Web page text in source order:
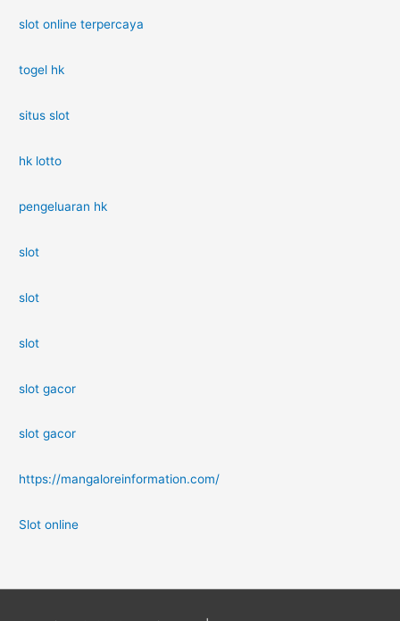
slot online terpercaya
togel hk
situs slot
hk lotto
pengeluaran hk
slot
slot
slot
slot gacor
slot gacor
https://mangaloreinformation.com/
Slot online